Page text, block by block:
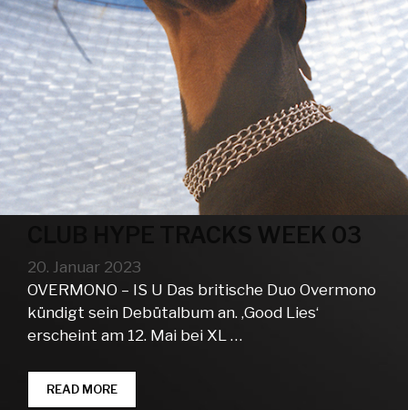
CLUB HYPE TRACKS WEEK 03
20. Januar 2023
OVERMONO – IS U Das britische Duo Overmono
kündigt sein Debütalbum an. ‚Good Lies‘
erscheint am 12. Mai bei XL …
READ MORECLUB
HYPE